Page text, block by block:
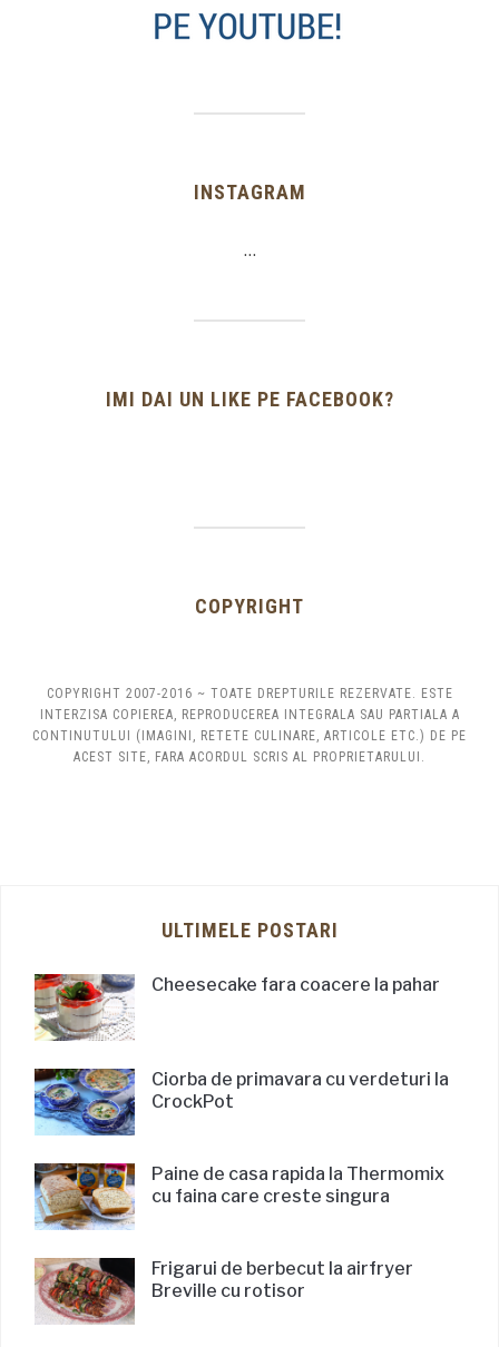
INSTAGRAM
…
IMI DAI UN LIKE PE FACEBOOK?
COPYRIGHT
COPYRIGHT 2007-2016 ~ TOATE DREPTURILE REZERVATE. ESTE
INTERZISA COPIEREA, REPRODUCEREA INTEGRALA SAU PARTIALA A
CONTINUTULUI (IMAGINI, RETETE CULINARE, ARTICOLE ETC.) DE PE
ACEST SITE, FARA ACORDUL SCRIS AL PROPRIETARULUI.
ULTIMELE POSTARI
Cheesecake fara coacere la pahar
Ciorba de primavara cu verdeturi la
CrockPot
Paine de casa rapida la Thermomix
cu faina care creste singura
Frigarui de berbecut la airfryer
Breville cu rotisor